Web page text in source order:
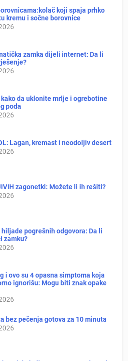
koji spaja prhko
kremu i sočne borovnice
zamka dijeli internet: Da li
da uklonite mrlje i ogrebotine
poda
Lagan, kremast i neodoljiv desert
zagonetki: Možete li ih rešiti?
pogrešnih odgovora: Da li
zamku?
i ovo su 4 opasna simptoma koja
ignorišu: Mogu biti znak opake
bez pečenja gotova za 10 minuta